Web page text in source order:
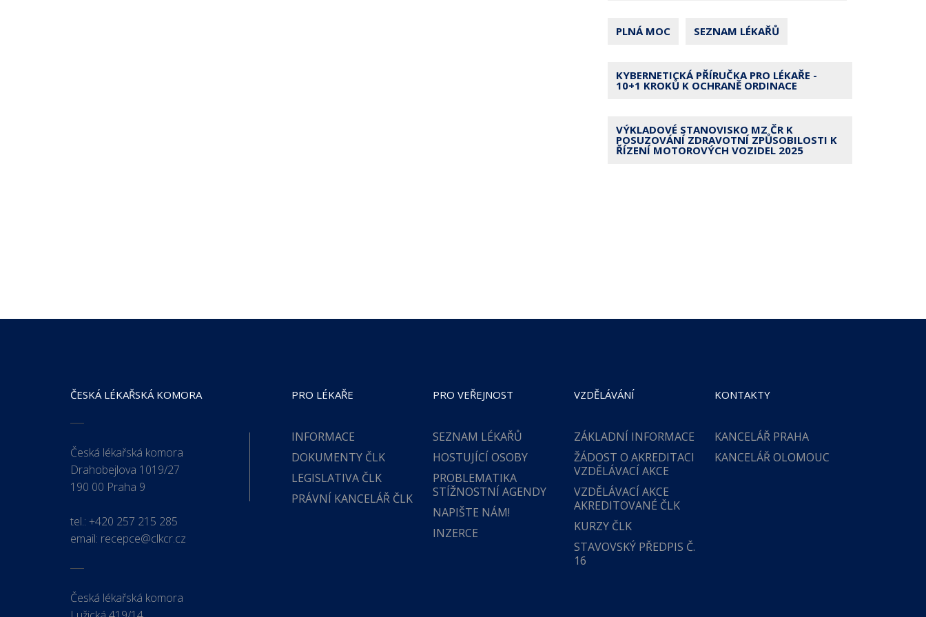
PLNÁ MOC SEZNAM LÉKAŘŮ
KYBERNETICKÁ PŘÍRUČKA PRO LÉKAŘE -
10+1 KROKŮ K OCHRANĚ ORDINACE
VÝKLADOVÉ STANOVISKO MZ ČR K
POSUZOVÁNÍ ZDRAVOTNÍ ZPŮSOBILOSTI K
ŘÍZENÍ MOTOROVÝCH VOZIDEL 2025
ČESKÁ LÉKAŘSKÁ KOMORA
Česká lékařská komora
Drahobejlova 1019/27
190 00 Praha 9
tel.: +420 257 215 285
email: recepce@clkcr.cz
Česká lékařská komora
PRO LÉKAŘE
INFORMACE
DOKUMENTY ČLK
LEGISLATIVA ČLK
PRÁVNÍ KANCELÁŘ ČLK
PRO VEŘEJNOST
SEZNAM LÉKAŘŮ
HOSTUJÍCÍ OSOBY
PROBLEMATIKA
STÍŽNOSTNÍ AGENDY
NAPIŠTE NÁM!
INZERCE
VZDĚLÁVÁNÍ
ZÁKLADNÍ INFORMACE
ŽÁDOST O AKREDITACI
VZDĚLÁVACÍ AKCE
VZDĚLÁVACÍ AKCE
AKREDITOVANÉ ČLK
KURZY ČLK
STAVOVSKÝ PŘEDPIS Č.
16
KONTAKTY
KANCELÁŘ PRAHA
KANCELÁŘ OLOMOUC